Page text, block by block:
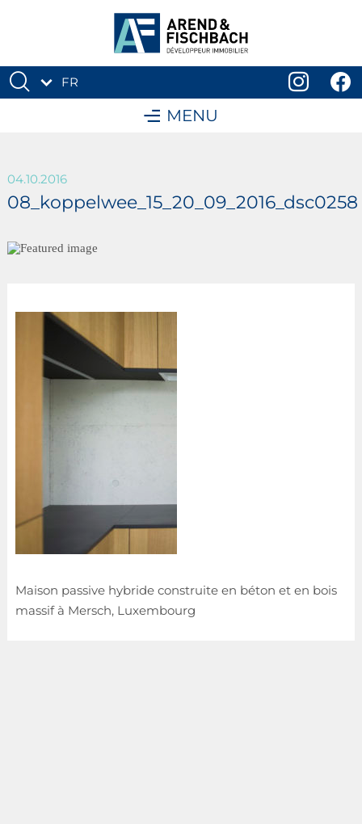
FR
MENU
04.10.2016
08_koppelwee_15_20_09_2016_dsc0258
Maison passive hybride construite en béton et en bois
massif à Mersch, Luxembourg